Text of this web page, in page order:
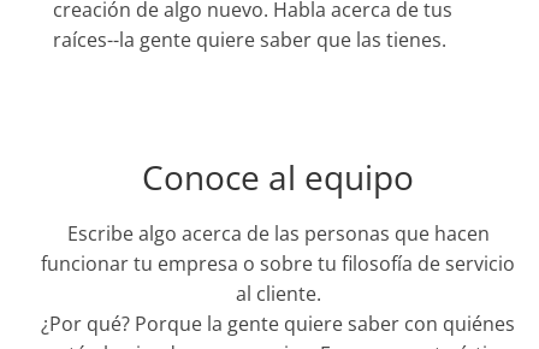
creación de algo nuevo. Habla acerca de tus
raíces--la gente quiere saber que las tienes.
Conoce al equipo
Escribe algo acerca de las personas que hacen
funcionar tu empresa o sobre tu filosofía de servicio
al cliente.
¿Por qué? Porque la gente quiere saber con quiénes